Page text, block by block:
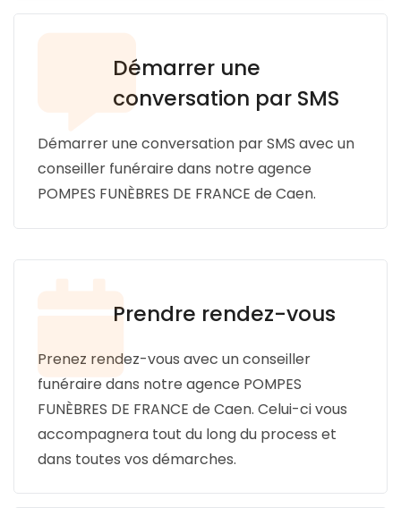
Démarrer une
conversation par SMS
Démarrer une conversation par SMS avec un
conseiller funéraire dans notre agence
POMPES FUNÈBRES DE FRANCE de Caen.
Prendre rendez-vous
Prenez rendez-vous avec un conseiller
funéraire dans notre agence POMPES
FUNÈBRES DE FRANCE de Caen. Celui-ci vous
accompagnera tout du long du process et
dans toutes vos démarches.